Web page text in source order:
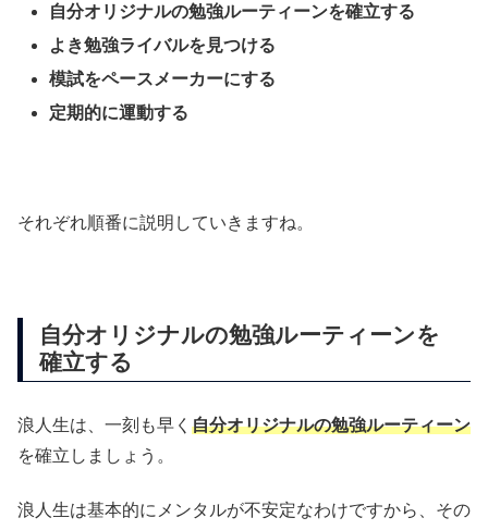
自分オリジナルの勉強ルーティーンを確立する
よき勉強ライバルを見つける
模試をペースメーカーにする
定期的に運動する
それぞれ順番に説明していきますね。
自分オリジナルの勉強ルーティーンを
確立する
浪人生は、一刻も早く 自分オリジナルの勉強ルーティーン
を確立しましょう。
浪人生は基本的にメンタルが不安定なわけですから、その